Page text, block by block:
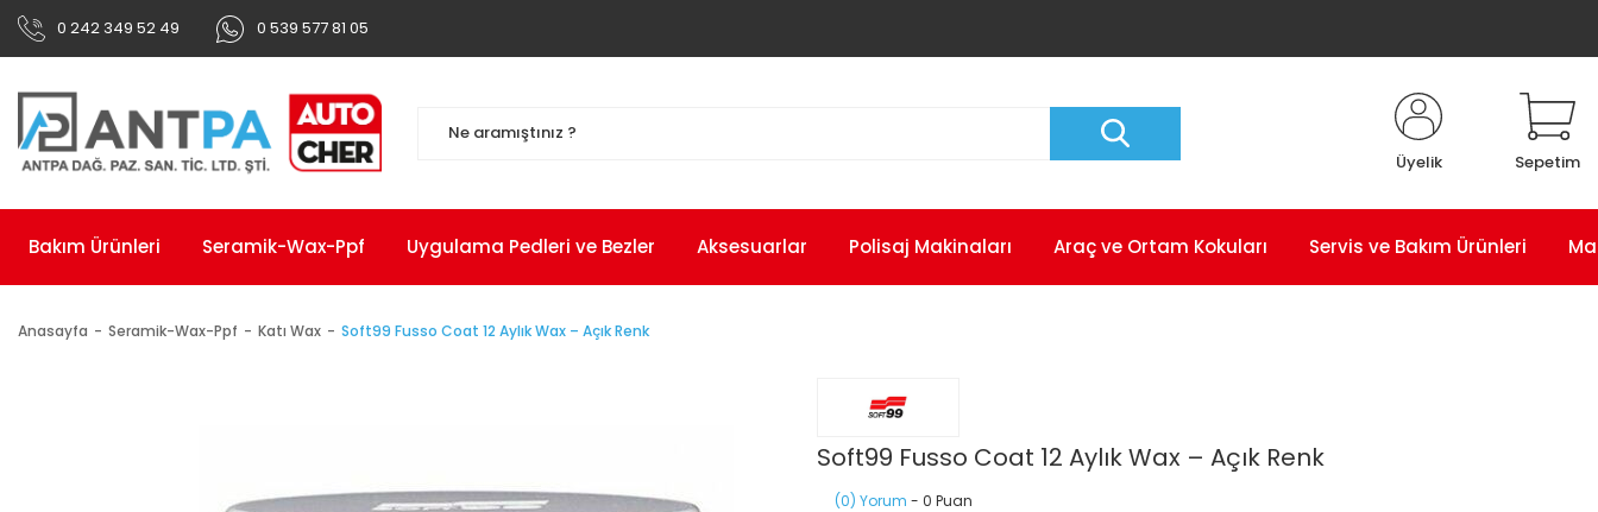
0 242 349 52 49 0 539 577 81 05
Üyelik Sepetim
Bakım Ürünleri Seramik-Wax-Ppf Uygulama Pedleri ve Bezler Aksesuarlar Polisaj Makinaları Araç ve Ortam Kokuları Servis ve Bakım Ürünleri
Anasayfa Seramik-Wax-Ppf Katı Wax Soft99 Fusso Coat 12 Aylık Wax – Açık Renk
Soft99 Fusso Coat 12 Aylık Wax – Açık Renk
(0) Yorum - 0 Puan